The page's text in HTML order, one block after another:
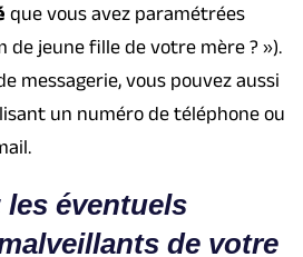
que vous avez paramétrées
de jeune fille de votre mère ? »).
messagerie, vous pouvez aussi
un numéro de téléphone ou
les éventuels
de votre